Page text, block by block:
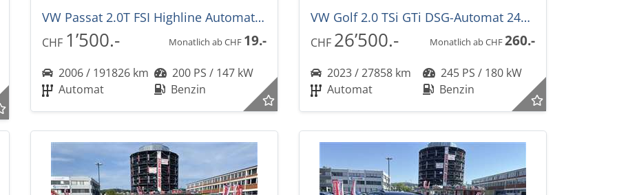
VW Passat 2.0T FSI Highline Automat EXPORT
CHF 1’500.- Monatlich ab CHF 19.-
2006 / 191826 km
200 PS / 147 kW
Automat
Benzin
VW Golf 2.0 TSi GTi DSG-Automat 245PS
CHF 26’500.- Monatlich ab CHF260.-
2023 / 27858 km
245 PS / 180 kW
Automat
Benzin